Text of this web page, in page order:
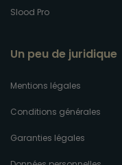
Slood Pro
Un peu de juridique
Mentions légales
Conditions générales
Garanties légales